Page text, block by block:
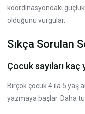
koordinasyondaki
olduğunu vurgular.
Sıkça Sorulan
Çocuk sayıları
Birçok çocuk 4 ila 5 yaş
yazmaya başlar. Daha